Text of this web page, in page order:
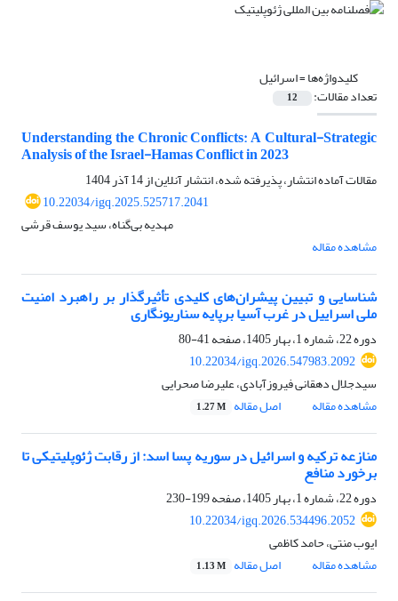
کلیدواژه‌ها =اسرائیل
تعداد مقالات: 12
Understanding the Chronic Conflicts: A Cultural-Strategic
Analysis of the Israel-Hamas Conflict in 2023
مقالات آماده انتشار، پذیرفته شده، انتشار آنلاین از14 آذر 1404
10.22034/igq.2025.525717.2041
مهدیه بی‌گناه، سید یوسف قرشی
مشاهده مقاله
شناسایی و تبیین پیشران‌های کلیدی تأثیرگذار بر راهبرد امنیت
ملی اسراییل در غرب آسیا برپایه سناریونگاری
دوره 22، شماره 1، بهار 1405، صفحه
41-80
10.22034/igq.2026.547983.2092
سیدجلال دهقانی فیروزآبادی، علیرضا صحرایی
مشاهده مقاله
اصل مقاله 1.27 M
منازعه ترکیه و اسرائیل در سوریه پسا اسد: از رقابت ژئوپلیتیکی تا
برخورد منافع
دوره 22، شماره 1، بهار 1405، صفحه
199-230
10.22034/igq.2026.534496.2052
ایوب منتی، حامد کاظمی
مشاهده مقاله
اصل مقاله 1.13 M